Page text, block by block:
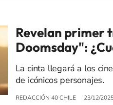
Revelan primer
Doomsday":
La cinta llegará a los
de icónicos personajes.
REDACCIÓN 40 CHILE 23/12/